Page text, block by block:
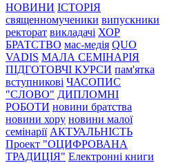
НОВИНИ ІСТОРІЯ
священномученики випускники
ректорат викладачі ХОР
БРАТСТВО мас-медія QUO
VADIS МАЛА СЕМІНАРІЯ
ПІДГОТОВЧІ КУРСИ пам'ятка
вступникові ЧАСОПИС
"СЛОВО" ДИПЛОМНІ
РОБОТИ новини братства
новини хору новини малої
семінарії АКТУАЛЬНІСТЬ
Проект "ОЦИФРОВАНА
ТРАДИЦІЯ" Електронні книги